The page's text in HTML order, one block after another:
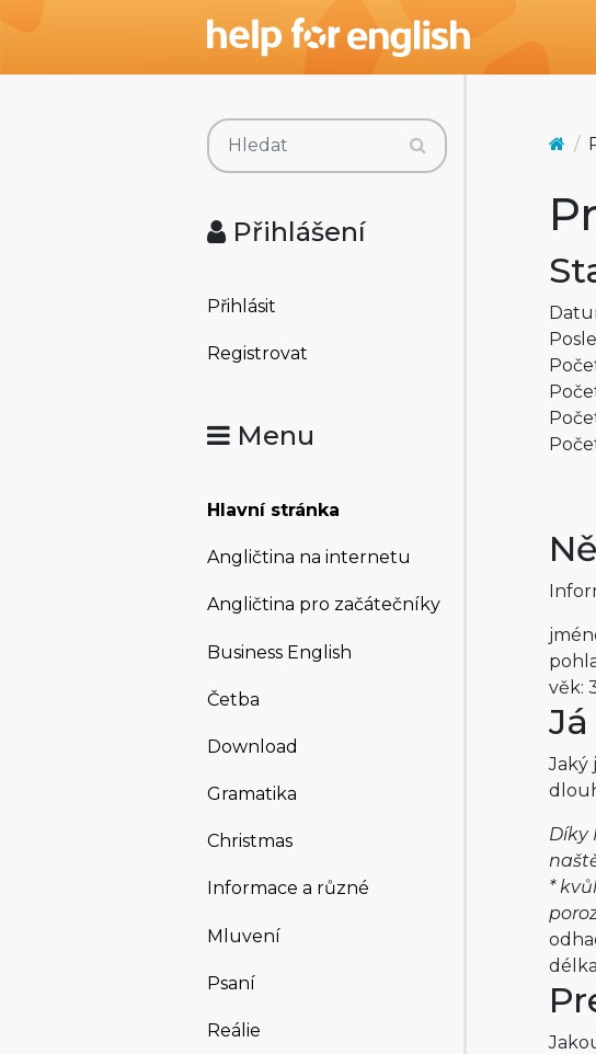
Přihlášení
Přihlásit
Registrovat
Menu
Hlavní stránka
Angličtina na internetu
Angličtina pro začátečníky
Business English
Četba
Download
Gramatika
Christmas
Informace a různé
Mluvení
Psaní
Reálie
věk:
Jaký
Díky
*